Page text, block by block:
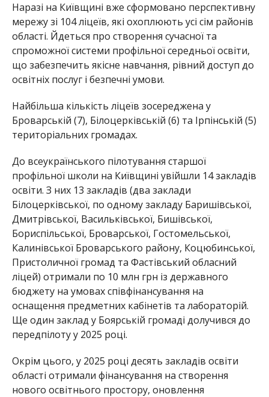
Наразі на Київщині вже сформовано перспективну
мережу зі 104 ліцеїв, які охоплюють усі сім районів
області. Йдеться про створення сучасної та
спроможної системи профільної середньої освіти,
що забезпечить якісне навчання, рівний доступ до
освітніх послуг і безпечні умови.
Найбільша кількість ліцеїв зосереджена у
Броварській (7), Білоцерківській (6) та Ірпінській (5)
територіальних громадах.
До всеукраїнського пілотування старшої
профільної школи на Київщині увійшли 14 закладів
освіти. З них 13 закладів (два заклади
Білоцерківської, по одному закладу Баришівської,
Дмитрівської, Васильківської, Бишівської,
Бориспільської, Броварської, Гостомельської,
Калинівської Броварського району, Коцюбинської,
Пристоличної громад та Фастівський обласний
ліцей) отримали по 10 млн грн із державного
бюджету на умовах співфінансування на
оснащення предметних кабінетів та лабораторій.
Ще один заклад у Боярській громаді долучився до
передпілоту у 2025 році.
Окрім цього, у 2025 році десять закладів освіти
області отримали фінансування на створення
нового освітнього простору, оновлення